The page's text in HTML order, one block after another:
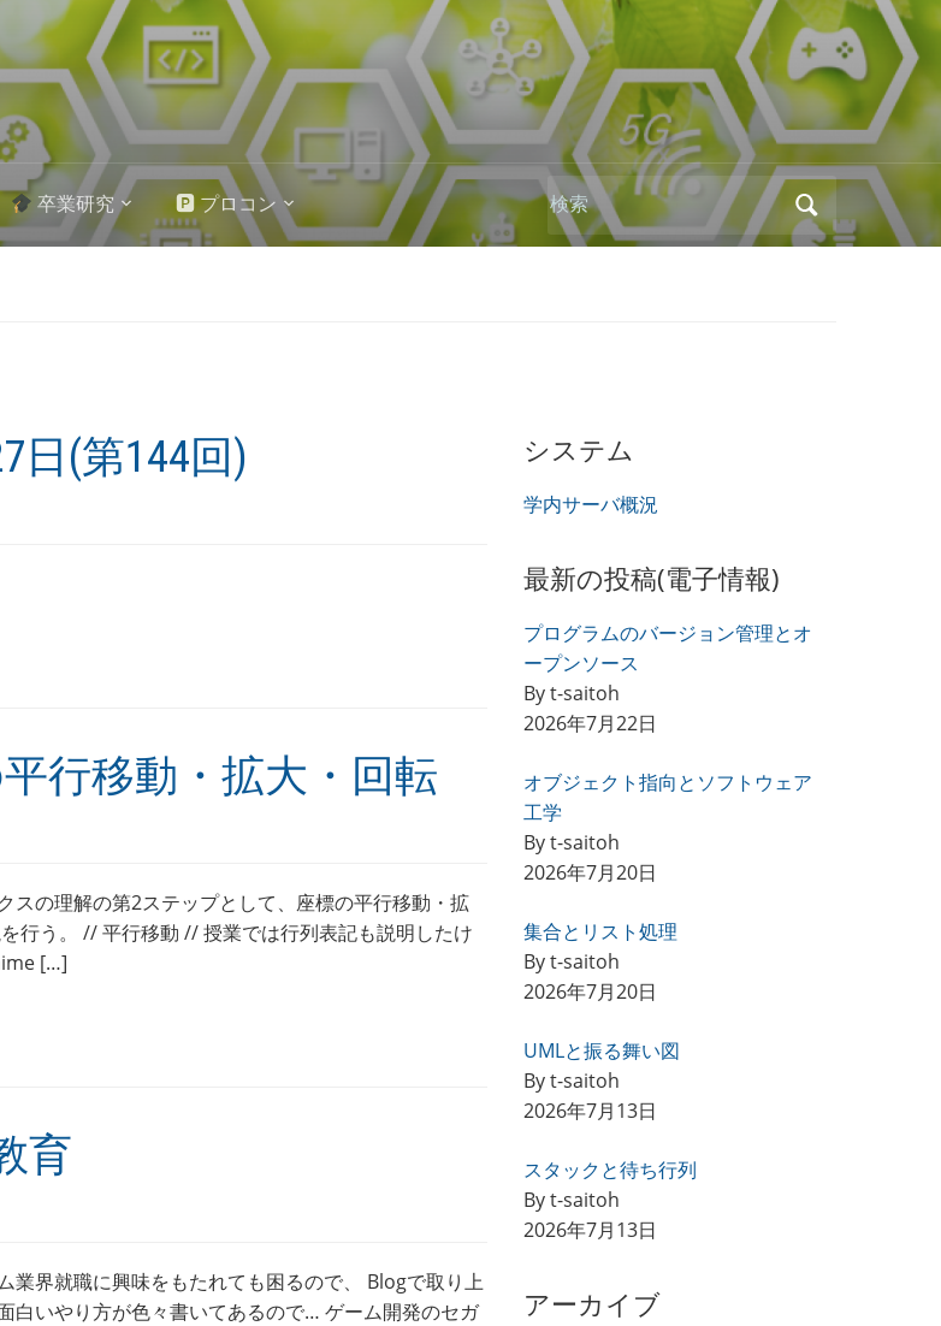
卒業研究 🅿 プロコン
Search
for:
日(第144回)
行移動・拡大・回転
スの理解の第2ステップとして、座標の平行移動・拡
行う。 // 平行移動 // 授業では行列表記も説明したけ
[…]
育
業界就職に興味をもたれても困るので、 Blogで取り上
白いやり方が色々書いてあるので… ゲーム開発のセガ
システム
学内サーバ概況
最新の投稿(電子情報)
プログラムのバージョン管理とオ
ープンソース
By t-saitoh
2026年7月22日
オブジェクト指向とソフトウェア
工学
By t-saitoh
2026年7月20日
集合とリスト処理
By t-saitoh
2026年7月20日
UMLと振る舞い図
By t-saitoh
2026年7月13日
スタックと待ち行列
By t-saitoh
2026年7月13日
アーカイブ